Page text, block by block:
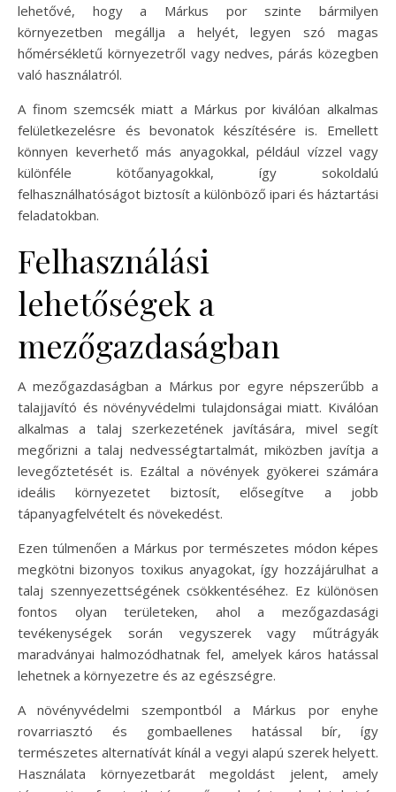
lehetővé, hogy a Márkus por szinte bármilyen
környezetben megállja a helyét, legyen szó magas
hőmérsékletű környezetről vagy nedves, párás közegben
való használatról.
A finom szemcsék miatt a Márkus por kiválóan alkalmas
felületkezelésre és bevonatok készítésére is. Emellett
könnyen keverhető más anyagokkal, például vízzel vagy
különféle kötőanyagokkal, így sokoldalú
felhasználhatóságot biztosít a különböző ipari és háztartási
feladatokban.
Felhasználási
lehetőségek a
mezőgazdaságban
A mezőgazdaságban a Márkus por egyre népszerűbb a
talajjavító és növényvédelmi tulajdonságai miatt. Kiválóan
alkalmas a talaj szerkezetének javítására, mivel segít
megőrizni a talaj nedvességtartalmát, miközben javítja a
levegőztetését is. Ezáltal a növények gyökerei számára
ideális környezetet biztosít, elősegítve a jobb
tápanyagfelvételt és növekedést.
Ezen túlmenően a Márkus por természetes módon képes
megkötni bizonyos toxikus anyagokat, így hozzájárulhat a
talaj szennyezettségének csökkentéséhez. Ez különösen
fontos olyan területeken, ahol a mezőgazdasági
tevékenységek során vegyszerek vagy műtrágyák
maradványai halmozódhatnak fel, amelyek káros hatással
lehetnek a környezetre és az egészségre.
A növényvédelmi szempontból a Márkus por enyhe
rovarriasztó és gombaellenes hatással bír, így
természetes alternatívát kínál a vegyi alapú szerek helyett.
Használata környezetbarát megoldást jelent, amely